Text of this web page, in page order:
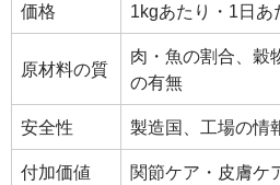
価格 1kgあたり・1日あ
原材料の質
肉・魚の割合、穀
の有無
安全性 製造国、工場の情
付加価値 関節ケア・皮膚ケ